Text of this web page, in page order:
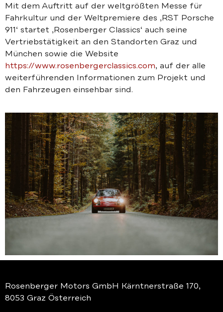
Mit dem Auftritt auf der weltgrößten Messe für
Fahrkultur und der Weltpremiere des ‚RST Porsche
911‘ startet ‚Rosenberger Classics‘ auch seine
Vertriebstätigkeit an den Standorten Graz und
München sowie die Website
https://www.rosenbergerclassics.com, auf der alle
weiterführenden Informationen zum Projekt und
den Fahrzeugen einsehbar sind.
Rosenberger Motors GmbH Kärntnerstraße 170,
8053 Graz Österreich